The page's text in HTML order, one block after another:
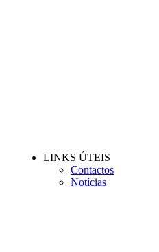
LINKS ÚTEIS
Contactos
Notícias